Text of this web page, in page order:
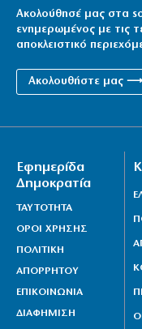
Ακολούθησέ μας στα
ενημερωμένος με τις
αποκλειστικό
Ακολουθήστε μας ⟶
Εφημερίδα
Δημοκρατία
ΤΑΥΤΟΤΗΤΑ
ΟΡΟΙ ΧΡΗΣΗΣ
ΠΟΛΙΤΙΚΗ
ΑΠΟΡΡΗΤΟΥ
ΕΠΙΚΟΙΝΩΝΙΑ
ΔΙΑΦΗΜΙΣΗ